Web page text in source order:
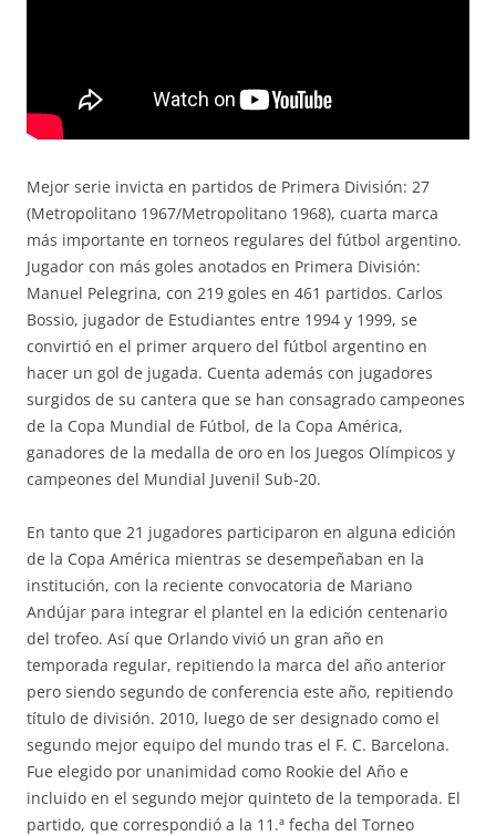
Mejor serie invicta en partidos de Primera División: 27
(Metropolitano 1967/Metropolitano 1968), cuarta marca
más importante en torneos regulares del fútbol argentino.
Jugador con más goles anotados en Primera División:
Manuel Pelegrina, con 219 goles en 461 partidos. Carlos
Bossio, jugador de Estudiantes entre 1994 y 1999, se
convirtió en el primer arquero del fútbol argentino en
hacer un gol de jugada. Cuenta además con jugadores
surgidos de su cantera que se han consagrado campeones
de la Copa Mundial de Fútbol, de la Copa América,
ganadores de la medalla de oro en los Juegos Olímpicos y
campeones del Mundial Juvenil Sub-20.
En tanto que 21 jugadores participaron en alguna edición
de la Copa América mientras se desempeñaban en la
institución, con la reciente convocatoria de Mariano
Andújar para integrar el plantel en la edición centenario
del trofeo. Así que Orlando vivió un gran año en
temporada regular, repitiendo la marca del año anterior
pero siendo segundo de conferencia este año, repitiendo
título de división. 2010, luego de ser designado como el
segundo mejor equipo del mundo tras el F. C. Barcelona.
Fue elegido por unanimidad como Rookie del Año e
incluido en el segundo mejor quinteto de la temporada. El
partido, que correspondió a la 11.ª fecha del Torneo